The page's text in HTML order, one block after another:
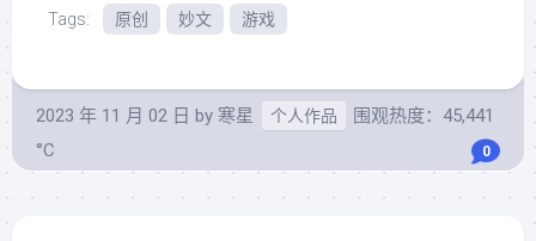
Tags: 原创 妙文 游戏
2023 年 11 月 02 日 by 寒星 个人作品
围观热度：45,441
°C
0